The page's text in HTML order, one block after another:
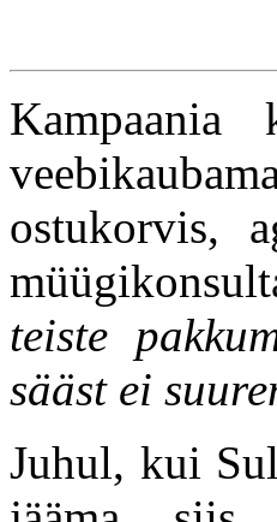
ostukorvis,
teiste
sääst ei
Juhul, kui